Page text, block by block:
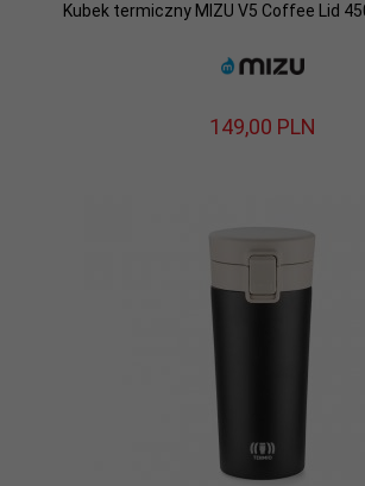
Kubek termiczny MIZU V5 Coffee Lid
149,00 PLN